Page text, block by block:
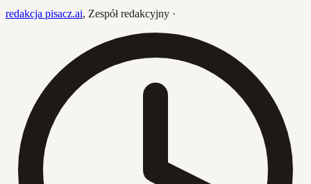
redakcja pisacz.ai, Zespół redakcyjny ·